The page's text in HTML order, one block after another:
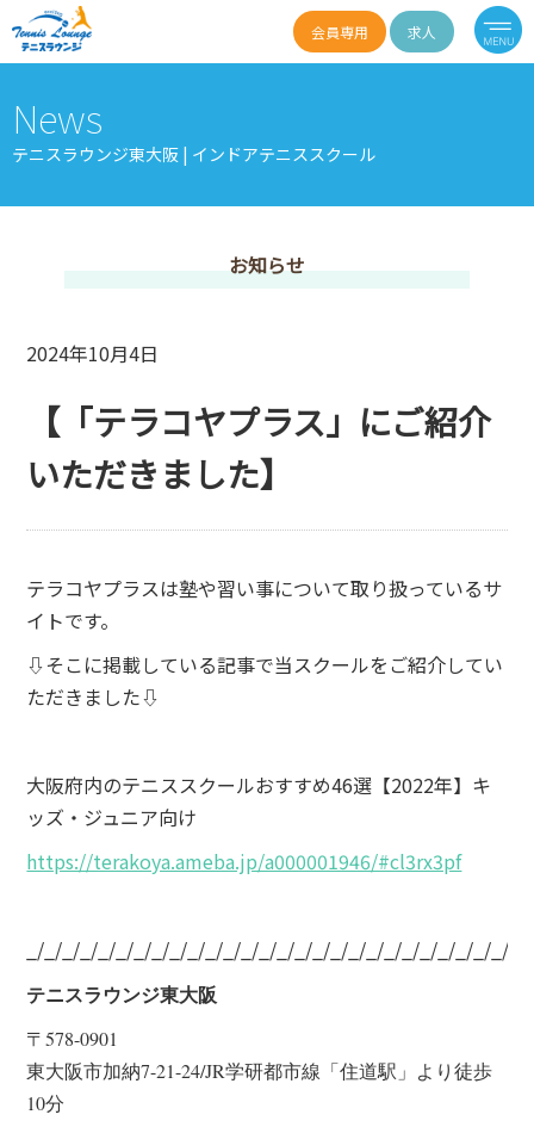
会員専用 求人
News
テニスラウンジ東大阪 | インドアテニススクール
お知らせ
2024年10月4日
【「テラコヤプラス」にご紹介
いただきました】
テラコヤプラスは塾や習い事について取り扱っているサ
イトです。
⇩そこに掲載している記事で当スクールをご紹介してい
ただきました⇩
大阪府内のテニススクールおすすめ46選【2022年】キ
ッズ・ジュニア向け
https://terakoya.ameba.jp/a000001946/#cl3rx3pf
_/_/_/_/_/_/_/_/_/_/_/_/_/_/_/_/_/_/_/_/_/_/_/_/_/_/_/
テニスラウンジ東大阪
〒578-0901
東大阪市加納7-21-24/JR学研都市線「住道駅」より徒歩
10分